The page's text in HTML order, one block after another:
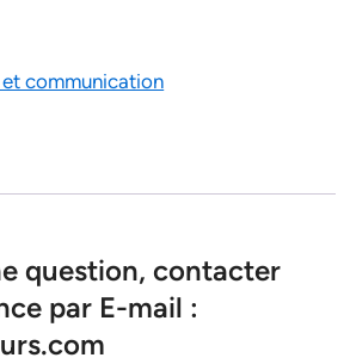
et communication
question, contacter
par E-mail :